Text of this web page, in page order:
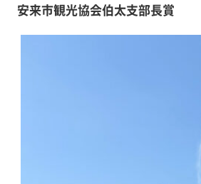
安来市観光協会伯太支部長賞